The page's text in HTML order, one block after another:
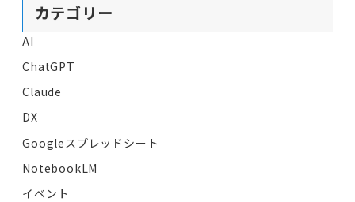
カテゴリー
AI
ChatGPT
Claude
DX
Googleスプレッドシート
NotebookLM
イベント